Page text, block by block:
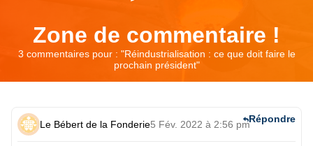
Zone de commentaire !
3 commentaires pour : "Réindustrialisation : ce que doit faire le
prochain président"
Le Bébert de la Fonderie5 Fév. 2022 à 2:56 pmRépondre